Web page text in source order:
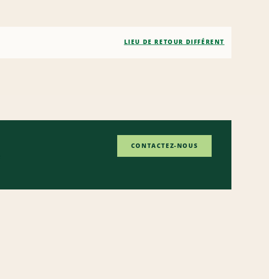
LIEU DE RETOUR DIFFÉRENT
CONTACTEZ-NOUS